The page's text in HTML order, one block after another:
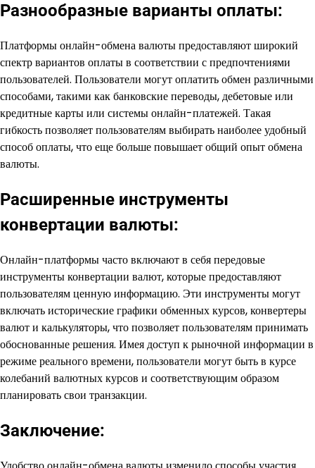
Разнообразные варианты оплаты:
Платформы онлайн-обмена валюты предоставляют широкий
спектр вариантов оплаты в соответствии с предпочтениями
пользователей. Пользователи могут оплатить обмен различными
способами, такими как банковские переводы, дебетовые или
кредитные карты или системы онлайн-платежей. Такая
гибкость позволяет пользователям выбирать наиболее удобный
способ оплаты, что еще больше повышает общий опыт обмена
валюты.
Расширенные инструменты
конвертации валюты:
Онлайн-платформы часто включают в себя передовые
инструменты конвертации валют, которые предоставляют
пользователям ценную информацию. Эти инструменты могут
включать исторические графики обменных курсов, конвертеры
валют и калькуляторы, что позволяет пользователям принимать
обоснованные решения. Имея доступ к рыночной информации в
режиме реального времени, пользователи могут быть в курсе
колебаний валютных курсов и соответствующим образом
планировать свои транзакции.
Заключение: